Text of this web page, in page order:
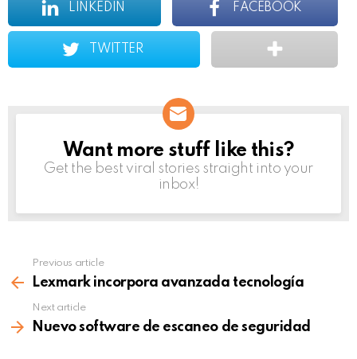
LINKEDIN FACEBOOK
TWITTER
NEWSLETTER
Want more stuff like this?
Get the best viral stories straight into your
inbox!
more
Previous article
Lexmark incorpora avanzada tecnología
Next article
Nuevo software de escaneo de seguridad